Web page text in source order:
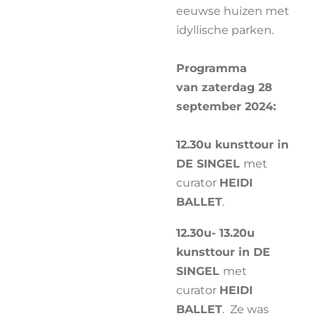
eeuwse huizen met
idyllische parken.
Programma
van zaterdag 28
september 2024:
12.30u kunsttour in
DE SINGEL met
curator HEIDI
BALLET.
12.30u- 13.20u
kunsttour in DE
SINGEL met
curator HEIDI
BALLET. Ze was